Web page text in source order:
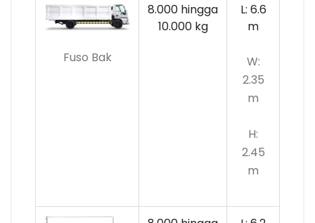
Fuso Bak
8.000 hingga
10.000kg
L: 6.6
m
W:
2.35
m
H:
2.45
m